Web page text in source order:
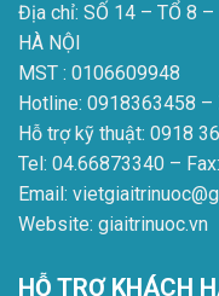
Địa chỉ: SỐ 14 – TỔ 8
HÀ NỘI
MST : 0106609948
Hotline: 0918363458
Hỗ trợ kỹ thuật: 0918
Tel: 04.66873340 –
Email:
Website: giaitrinuoc.vn
HỖ TRỢ KHÁCH